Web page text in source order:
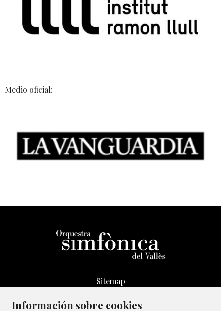
Medio oficial:
Sitemap
Información sobre cookies